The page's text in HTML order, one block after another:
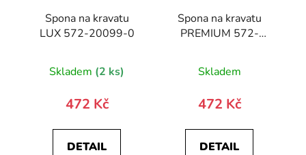
Spona na kravatu
LUX 572-20099-0
Skladem (2 ks)
472 Kč
DETAIL
Spona na kravatu
PREMIUM 572-
Skladem
472 Kč
DETAIL